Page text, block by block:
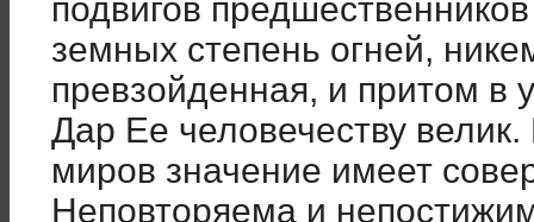
подвигов
земных степень огней,
превзойденная, и притом в
Дар Ее человечеству
миров значение имеет
Неповторяема и